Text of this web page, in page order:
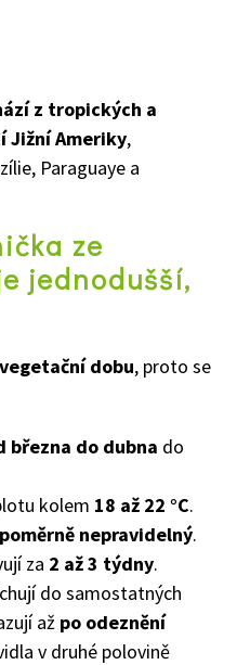
z tropických a
Jižní Ameriky,
Paraguaye a
ze
jednodušší,
dobu, proto se
března do dubna do
kolem 18 až 22 °C.
poměrně nepravidelný.
za 2 až 3 týdny.
do samostatných
až po odeznění
v druhé polovině